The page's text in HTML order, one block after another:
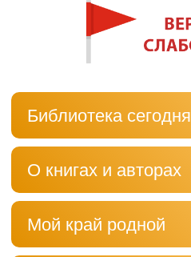
Библиотека сегодня
О книгах и авторах
Мой край родной